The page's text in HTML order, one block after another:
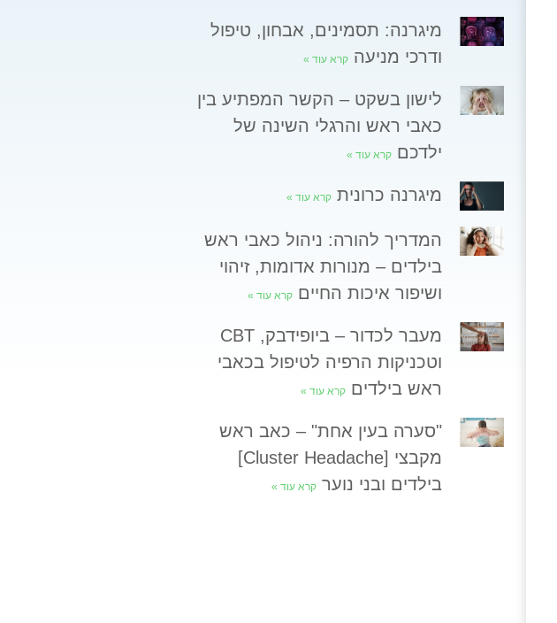
מיגרנה: תסמינים, אבחון, טיפול
ודרכי מניעה קרא עוד »
לישון בשקט – הקשר המפתיע בין
כאבי ראש והרגלי השינה של
ילדכם קרא עוד »
מיגרנה כרונית קרא עוד »
המדריך להורה: ניהול כאבי ראש
בילדים – מנורות אדומות, זיהוי
ושיפור איכות החיים קרא עוד »
מעבר לכדור – ביופידבק, CBT
וטכניקות הרפיה לטיפול בכאבי
ראש בילדים קרא עוד »
"סערה בעין אחת" – כאב ראש
מקבצי [Cluster Headache]
בילדים ובני נוער קרא עוד »